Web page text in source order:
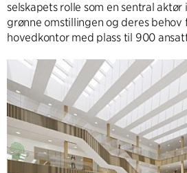
selskapets rolle som en sentral
grønne omstillingen og deres
hovedkontor med plass til 900